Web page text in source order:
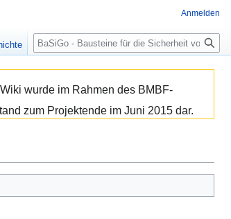
wurde im Rahmen des BMBF-
zum Projektende im Juni 2015 dar.
Anmelden
Suche